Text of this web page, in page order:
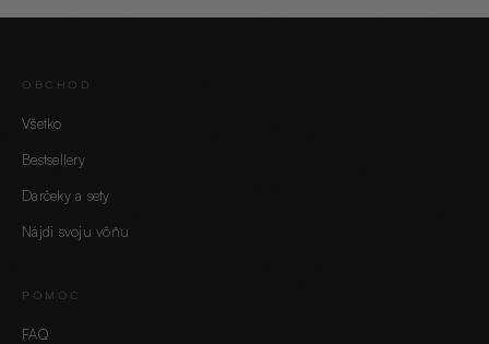
OBCHOD
Všetko
Bestsellery
Darčeky a sety
Nájdi svoju vôňu
POMOC
FAQ